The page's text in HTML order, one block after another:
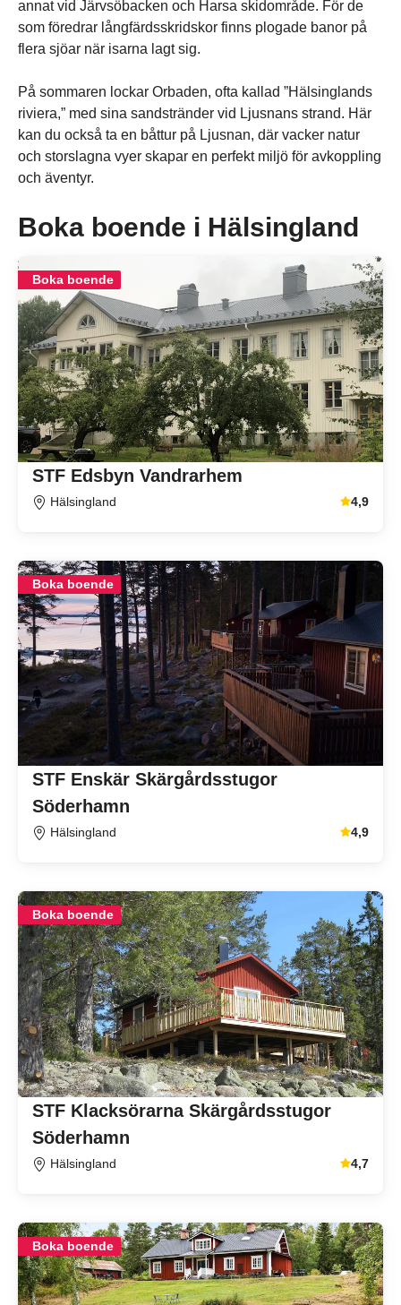
annat vid Järvsöbacken och Harsa skidområde. För de
som föredrar långfärdsskridskor finns plogade banor på
flera sjöar när isarna lagt sig.
På sommaren lockar Orbaden, ofta kallad ”Hälsinglands
riviera,” med sina sandstränder vid Ljusnans strand. Här
kan du också ta en båttur på Ljusnan, där vacker natur
och storslagna vyer skapar en perfekt miljö för avkoppling
och äventyr.
Boka boende i Hälsingland
STF Edsbyn Vandrarhem
Hälsingland 4,9
Boka boende
STF Enskär Skärgårdsstugor
Söderhamn
Hälsingland 4,9
Boka boende
STF Klacksörarna Skärgårdsstugor
Söderhamn
Hälsingland 4,7
Boka boende
Boka boende